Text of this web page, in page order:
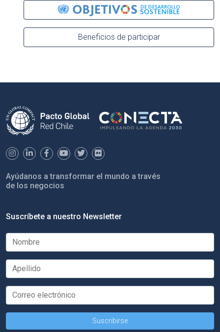
Beneficios de participar
Ayúdanos a transformar el mundo a través
de los negocios
Suscríbete a nuestro Newsletter